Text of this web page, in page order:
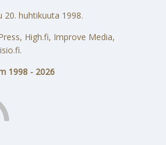
20. huhtikuuta 1998.
High.fi, Improve Media,
1998 - 2026